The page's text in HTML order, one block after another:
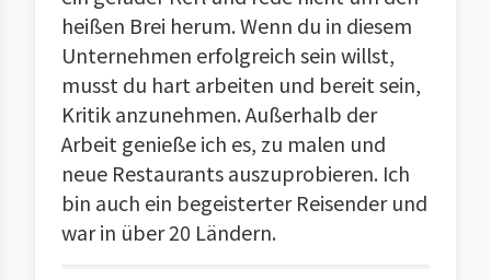
heißen Brei herum. Wenn du in diesem
Unternehmen erfolgreich sein willst,
musst du hart arbeiten und bereit sein,
Kritik anzunehmen. Außerhalb der
Arbeit genieße ich es, zu malen und
neue Restaurants auszuprobieren. Ich
bin auch ein begeisterter Reisender und
war in über 20 Ländern.